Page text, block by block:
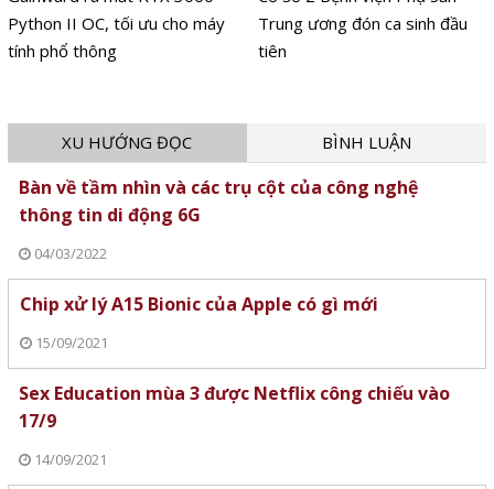
Python II OC, tối ưu cho máy
tính phổ thông
Trung ương đón ca sinh đầu
tiên
XU HƯỚNG ĐỌC BÌNH LUẬN
Bàn về tầm nhìn và các trụ cột của công nghệ
thông tin di động 6G
04/03/2022
Chip xử lý A15 Bionic của Apple có gì mới
15/09/2021
Sex Education mùa 3 được Netflix công chiếu vào
17/9
14/09/2021